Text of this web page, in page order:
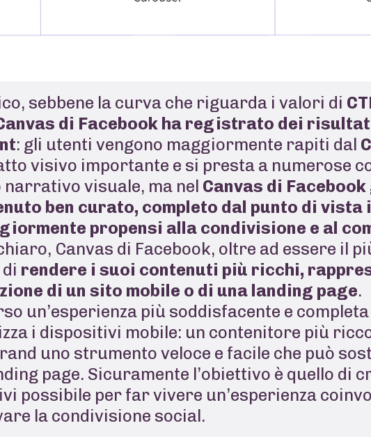
sebbene la curva che riguarda i valori di
di Facebook ha registrato dei
: gli utenti vengono maggiormente rapiti dal
visivo importante e si presta a numerose
visuale, ma nel Canvas di
ben curato, completo dal punto di
propensi alla condivisione e al
Canvas di Facebook, oltre ad essere il
rendere i suoi contenuti più ricchi,
di un sito mobile o di una landing page.
un’esperienza più soddisfacente e
i dispositivi mobile: un contenitore più
uno strumento veloce e facile che può
page. Sicuramente l’obiettivo è quello di
possibile per far vivere un’esperienza
la condivisione social.